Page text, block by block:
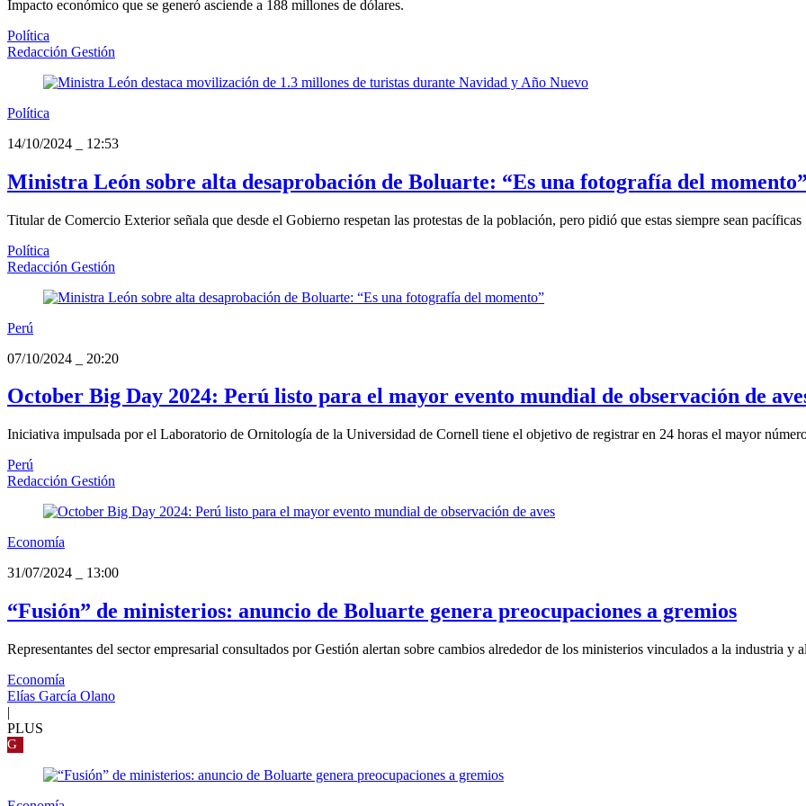
Impacto económico que se generó asciende a 188 millones de dólares.
Política
Redacción Gestión
Política
14/10/2024
12:53
Ministra León sobre alta desaprobación de Boluarte: “Es una fotografía del
Titular de Comercio Exterior señala que desde el Gobierno respetan las protestas de la población, pero pidió que estas siempre sean pacíficas
Política
Redacción Gestión
Perú
07/10/2024
20:20
October Big Day 2024: Perú listo para el mayor evento mundial de observación de
Iniciativa impulsada por el Laboratorio de Ornitología de la Universidad de Cornell tiene el objetivo de registrar en 24 horas el mayor
Perú
Redacción Gestión
Economía
31/07/2024
13:00
“Fusión” de ministerios: anuncio de Boluarte genera preocupaciones a gremios
Representantes del sector empresarial consultados por Gestión alertan sobre cambios alrededor de los ministerios vinculados a la industria y
Economía
Elías García Olano
|
PLUS
G